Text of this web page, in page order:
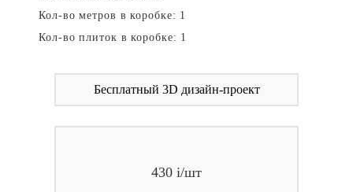
Кол-во метров в коробке: 1
Кол-во плиток в коробке: 1
Бесплатный 3D дизайн-проект
430 i/шт